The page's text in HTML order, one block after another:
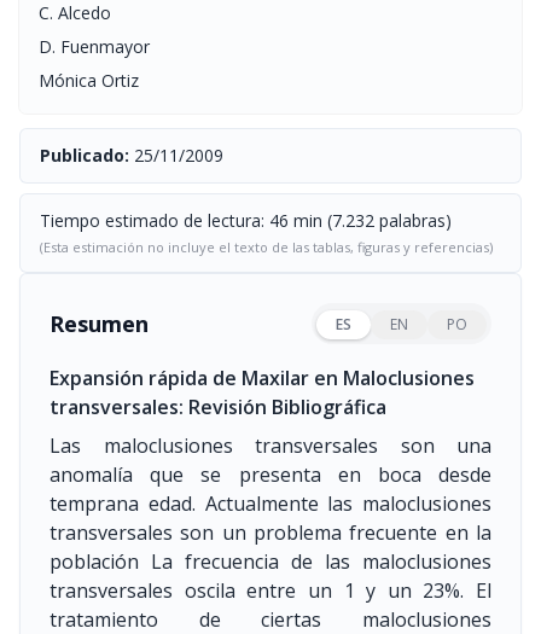
C. Alcedo
D. Fuenmayor
Mónica Ortiz
Publicado: 25/11/2009
Tiempo estimado de lectura: 46 min (7.232 palabras)
(Esta estimación no incluye el texto de las tablas, figuras y referencias)
Resumen ES EN PO
Expansión rápida de Maxilar en Maloclusiones
transversales: Revisión Bibliográfica
Las maloclusiones transversales son una
anomalía que se presenta en boca desde
temprana edad. Actualmente las maloclusiones
transversales son un problema frecuente en la
población La frecuencia de las maloclusiones
transversales oscila entre un 1 y un 23%. El
tratamiento de ciertas maloclusiones